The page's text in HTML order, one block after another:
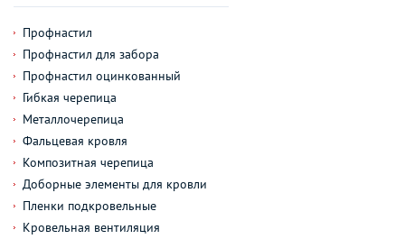
Профнастил
Профнастил для забора
Профнастил оцинкованный
Гибкая черепица
Металлочерепица
Фальцевая кровля
Композитная черепица
Доборные элементы для кровли
Пленки подкровельные
Кровельная вентиляция